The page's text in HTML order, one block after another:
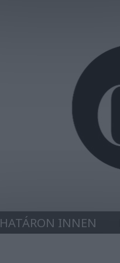
HATÁRON INNEN